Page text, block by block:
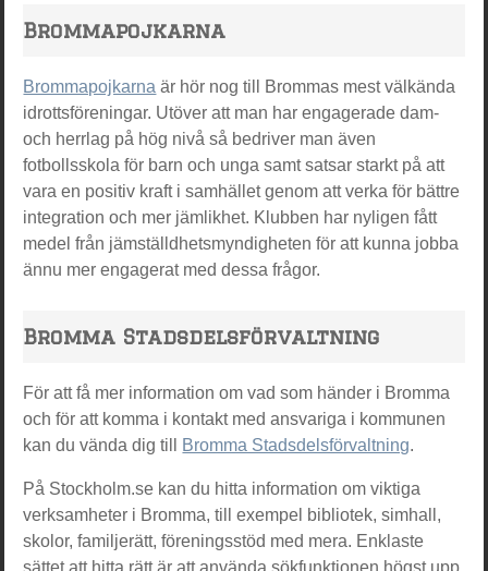
Brommapojkarna
Brommapojkarna är hör nog till Brommas mest välkända
idrottsföreningar. Utöver att man har engagerade dam-
och herrlag på hög nivå så bedriver man även
fotbollsskola för barn och unga samt satsar starkt på att
vara en positiv kraft i samhället genom att verka för bättre
integration och mer jämlikhet. Klubben har nyligen fått
medel från jämställdhetsmyndigheten för att kunna jobba
ännu mer engagerat med dessa frågor.
Bromma Stadsdelsförvaltning
För att få mer information om vad som händer i Bromma
och för att komma i kontakt med ansvariga i kommunen
kan du vända dig till Bromma Stadsdelsförvaltning.
På Stockholm.se kan du hitta information om viktiga
verksamheter i Bromma, till exempel bibliotek, simhall,
skolor, familjerätt, föreningsstöd med mera. Enklaste
sättet att hitta rätt är att använda sökfunktionen högst upp